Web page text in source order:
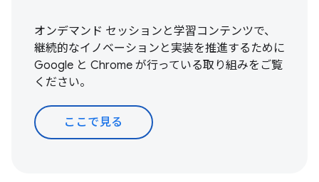
オンデマンド セッションと学習コンテンツで、
継続的なイノベーションと実装を推進するために
Google と Chrome が行っている取り組みをご覧
ください。
ここで見る